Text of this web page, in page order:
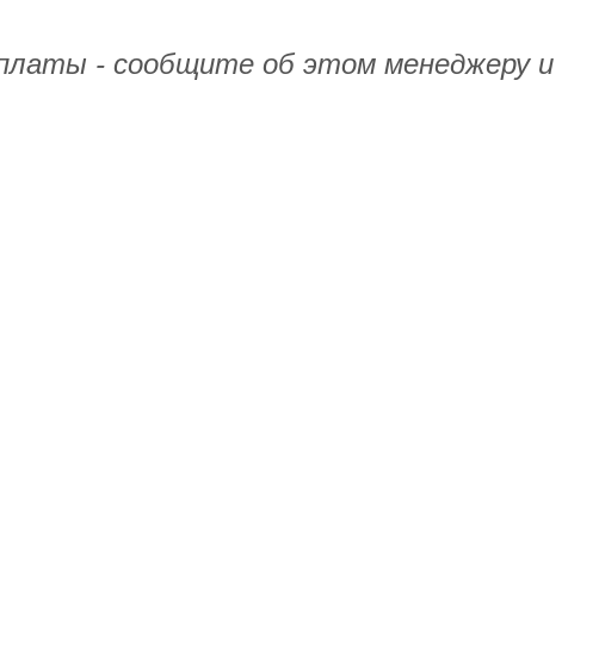
- сообщите об этом менеджеру и